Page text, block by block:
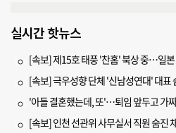
실시간 핫뉴스
[속보] 제15호 태풍 '찬홈' 북상 중…일
[속보] 극우성향 단체 '신남성연대' 대표
'아들 결혼했는데, 또'…퇴임 앞두고 가
[속보] 인천 선관위 사무실서 직원 숨진